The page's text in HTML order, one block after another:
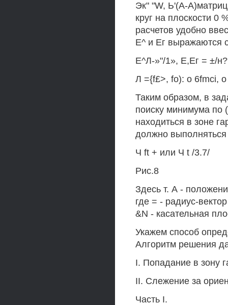
Эк" "W, Ь'(А-
круг на плоскости 0
расчетов удобно
Е^ и Ег выражаются
Е^Л-»"/1», Е,Ег = ±/
Л ={f£>, fo): о 6fmci,
Таким образом, в
поиску минимума по
находиться в зоне
должно
Ч ft + или Ч t /3.7/
Рис.8
Здесь т. А -
где = - радиус-
&N - касательная
Укажем способ
Алгоритм решения
I. Попадание в зону
II. Слежение за
Часть I.